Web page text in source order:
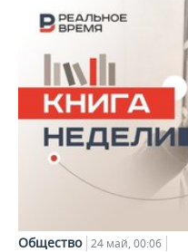
Общество 24 май, 00:06